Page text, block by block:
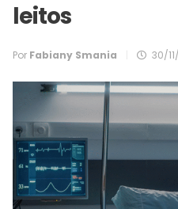
leitos
Por Fabiany Smania 30/